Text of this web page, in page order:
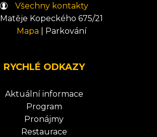
Všechny kontakty
Matěje Kopeckého 675/21
Mapa
Parkování
RYCHLÉ ODKAZY
Aktuální informace
Program
Pronájmy
Restaurace